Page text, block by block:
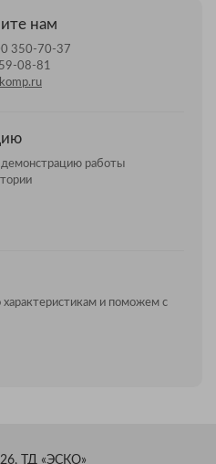
нам
350-70-37
08-81
работы
и поможем с
ТД «ЭСКО»